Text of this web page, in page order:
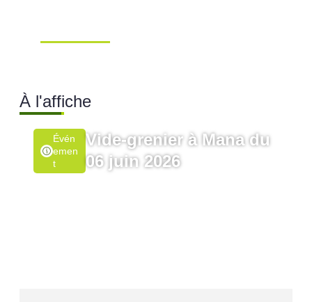
À l'affiche
Évén
Emen
T
Vide-grenier à Mana du
06 juin 2026